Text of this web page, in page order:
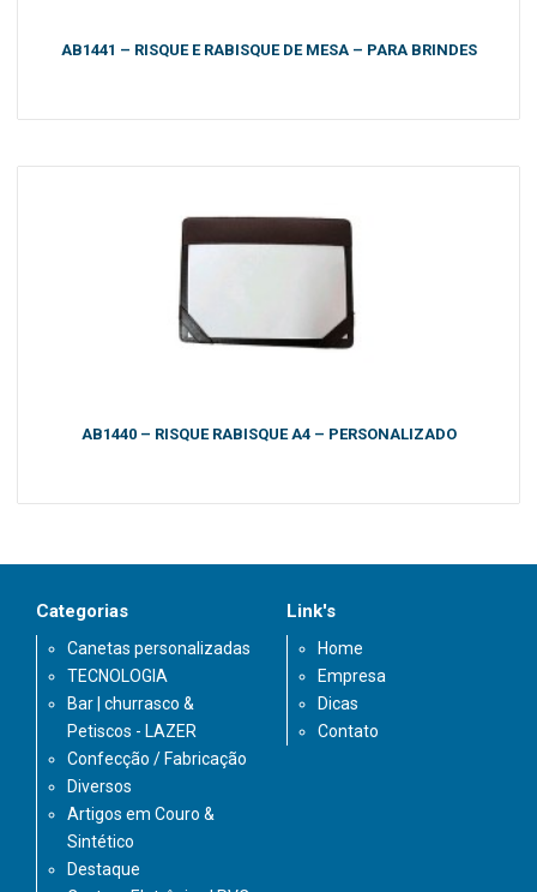
AB1441 – RISQUE E RABISQUE DE MESA – PARA BRINDES
AB1440 – RISQUE RABISQUE A4 – PERSONALIZADO
Categorias
Canetas personalizadas
TECNOLOGIA
Bar | churrasco &
Petiscos - LAZER
Confecção / Fabricação
Diversos
Artigos em Couro &
Sintético
Destaque
Link's
Home
Empresa
Dicas
Contato